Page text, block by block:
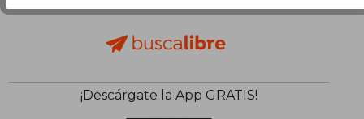
¡Descárgate la App GRATIS!